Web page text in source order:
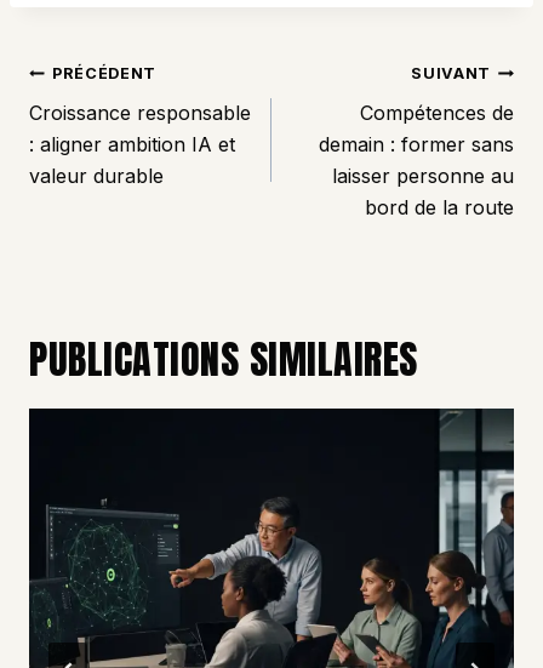
NAVIGATION
DE
L’ARTICLE
PRÉCÉDENT
Croissance responsable
: aligner ambition IA et
valeur durable
SUIVANT
Compétences de
demain : former sans
laisser personne au
bord de la route
PUBLICATIONS SIMILAIRES